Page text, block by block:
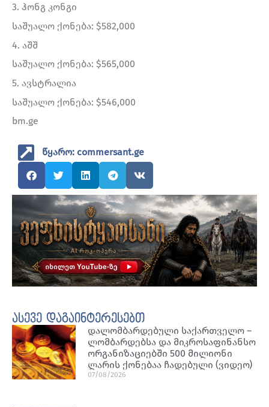
3. ჰონგ კონგი
საშუალო ქონება: $582,000
4. აშშ
საშუალო ქონება: $565,000
5. ავსტრალია
საშუალო ქონება: $546,000
bm.ge
წყარო: commersant.ge
ასევე დაგაინტერესებთ
დალომბარდებული საქართველო –
ლომბარდებსა და მიკროსაფინანსო
ორგანიზაციებში 500 მილიონი
ლარის ქონებაა ჩადებული (ვიდეო)
07/08/2026